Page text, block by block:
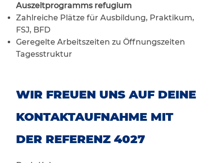
Auszeitprogramms refugium
Zahlreiche Plätze für Ausbildung, Praktikum,
FSJ, BFD
Geregelte Arbeitszeiten zu Öffnungszeiten
Tagesstruktur
WIR FREUEN UNS AUF DEINE
KONTAKTAUFNAHME MIT
DER REFERENZ 4027